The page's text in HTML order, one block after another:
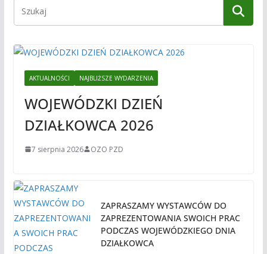
AKTUALNOŚCI NAJBLIŻSZE WYDARZENIA
WOJEWÓDZKI DZIEŃ
DZIAŁKOWCA 2026
7 sierpnia 2026 OZO PZD
ZAPRASZAMY WYSTAWCÓW DO
ZAPREZENTOWANIA SWOICH PRAC
PODCZAS WOJEWÓDZKIEGO DNIA
DZIAŁKOWCA